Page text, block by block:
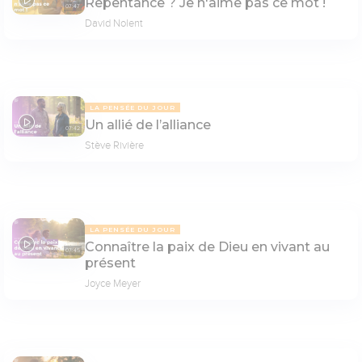
07:47
David Nolent
07:42
LA PENSÉE DU JOUR
Un allié de l’alliance
Stève Rivière
07:45
LA PENSÉE DU JOUR
Connaître la paix de Dieu en vivant au
présent
Joyce Meyer